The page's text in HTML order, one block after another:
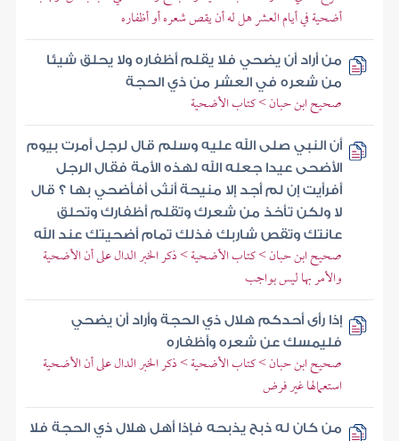
أضحية في أيام العشر هل له أن يقص شعره أو أظفاره
من أراد أن يضحي فلا يقلم أظفاره ولا يحلق شيئا
من شعره في العشر من ذي الحجة
صحيح ابن حبان > كتاب الأضحية
أن النبي صلى الله عليه وسلم قال لرجل أمرت بيوم
الأضحى عيدا جعله الله لهذه الأمة فقال الرجل
أفرأيت إن لم أجد إلا منيحة أنثى أفأضحي بها ؟ قال
لا ولكن تأخذ من شعرك وتقلم أظفارك وتحلق
عانتك وتقص شاربك فذلك تمام أضحيتك عند الله
صحيح ابن حبان > كتاب الأضحية > ذكر الخبر الدال على أن الأضحية
والأمر بها ليس بواجب
إذا رأى أحدكم هلال ذي الحجة وأراد أن يضحي
فليمسك عن شعره وأظفاره
صحيح ابن حبان > كتاب الأضحية > ذكر الخبر الدال على أن الأضحية
استعمالها غير فرض
من كان له ذبح يذبحه فإذا أهل هلال ذي الحجة فلا